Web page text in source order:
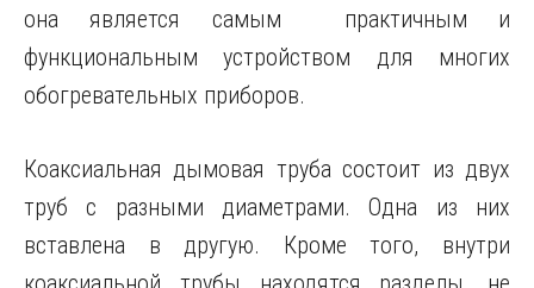
она является самым практичным и
функциональным устройством для многих
обогревательных приборов.
Коаксиальная дымовая труба состоит из двух
труб с разными диаметрами. Одна из них
вставлена в другую. Кроме того, внутри